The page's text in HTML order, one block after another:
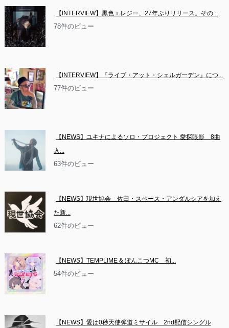
【INTERVIEW】黒色エレジー、27年ぶりリリース。その...
78件のビュー
【INTERVIEW】『ライブ・アット・シェルガーデン』につ...
77件のビュー
【NEWS】ユキナによるソロ・プロジェクト 愛探眼影　8曲
入...
63件のビュー
【NEWS】現世協会　佐田・スペース・アンダルシアを加え
た新...
62件のビュー
【NEWS】TEMPLIME & ぽんこつMC　初...
54件のビュー
【NEWS】愛は0秒天使弾道ミサイル　2nd配信シングル